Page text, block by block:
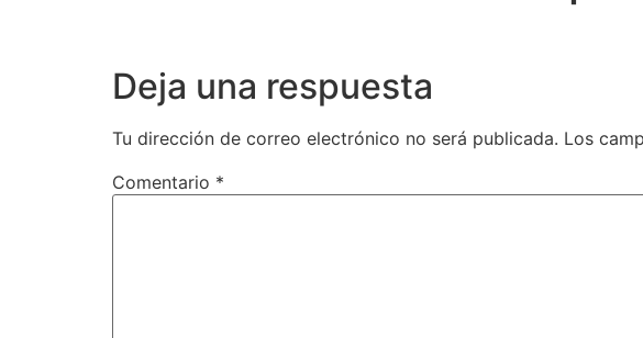
Deja una respuesta
Tu dirección de correo electrónico no será publicada. Los
Comentario *